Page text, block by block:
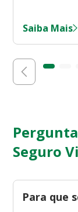
Saiba Mais
Seguro
Para que